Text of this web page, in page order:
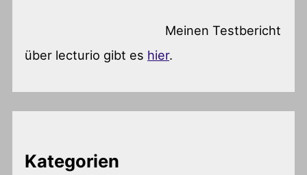
Meinen Testbericht
über lecturio gibt es hier.
Kategorien